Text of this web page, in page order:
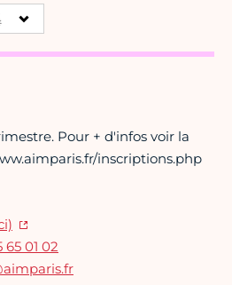
Pour + d'infos voir la
inscriptions.php
65 01 02